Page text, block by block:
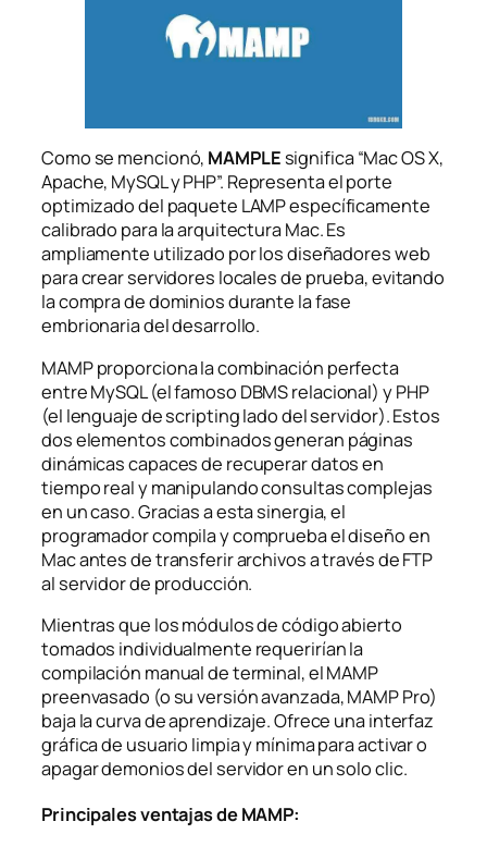
Como se mencionó, MAMPLEsignifica “Mac OS X,
Apache, MySQL y PHP”. Representa el porte
optimizado del paquete LAMP específicamente
calibrado para la arquitectura Mac. Es
ampliamente utilizado por los diseñadores web
para crear servidores locales de prueba, evitando
la compra de dominios durante la fase
embrionaria del desarrollo.
MAMP proporciona la combinación perfecta
entre MySQL (el famoso DBMS relacional) y PHP
(el lenguaje de scripting lado del servidor). Estos
dos elementos combinados generan páginas
dinámicas capaces de recuperar datos en
tiempo real y manipulando consultas complejas
en un caso. Gracias a esta sinergia, el
programador compila y comprueba el diseño en
Mac antes de transferir archivos a través de FTP
al servidor de producción.
Mientras que los módulos de código abierto
tomados individualmente requerirían la
compilación manual de terminal, el MAMP
preenvasado (o su versión avanzada, MAMP Pro)
baja la curva de aprendizaje. Ofrece una interfaz
gráfica de usuario limpia y mínima para activar o
apagar demonios del servidor en un solo clic.
Principales ventajas de MAMP: